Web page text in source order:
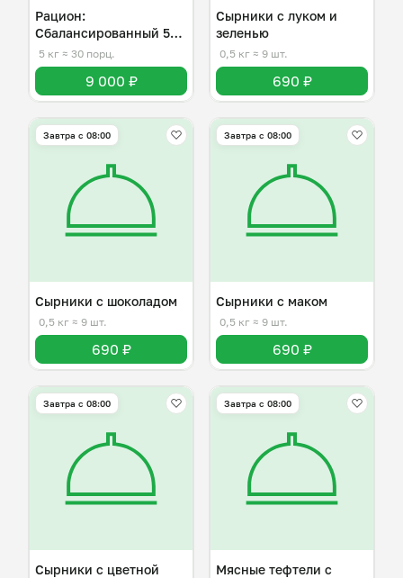
Рацион:
Сбалансированный 5
дней (1200кк)
5 кг ≈ 30 порц.
9 000 ₽
Сырники с луком и
зеленью
0,5 кг ≈ 9 шт.
690 ₽
Завтра c 08:00
Сырники с шоколадом
0,5 кг ≈ 9 шт.
690 ₽
Завтра c 08:00
Сырники с маком
0,5 кг ≈ 9 шт.
690 ₽
Завтра c 08:00
Сырники с цветной
Завтра c 08:00
Мясные тефтели с